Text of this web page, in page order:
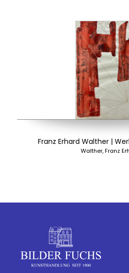
Franz Erhard Walther |
Walther, Franz